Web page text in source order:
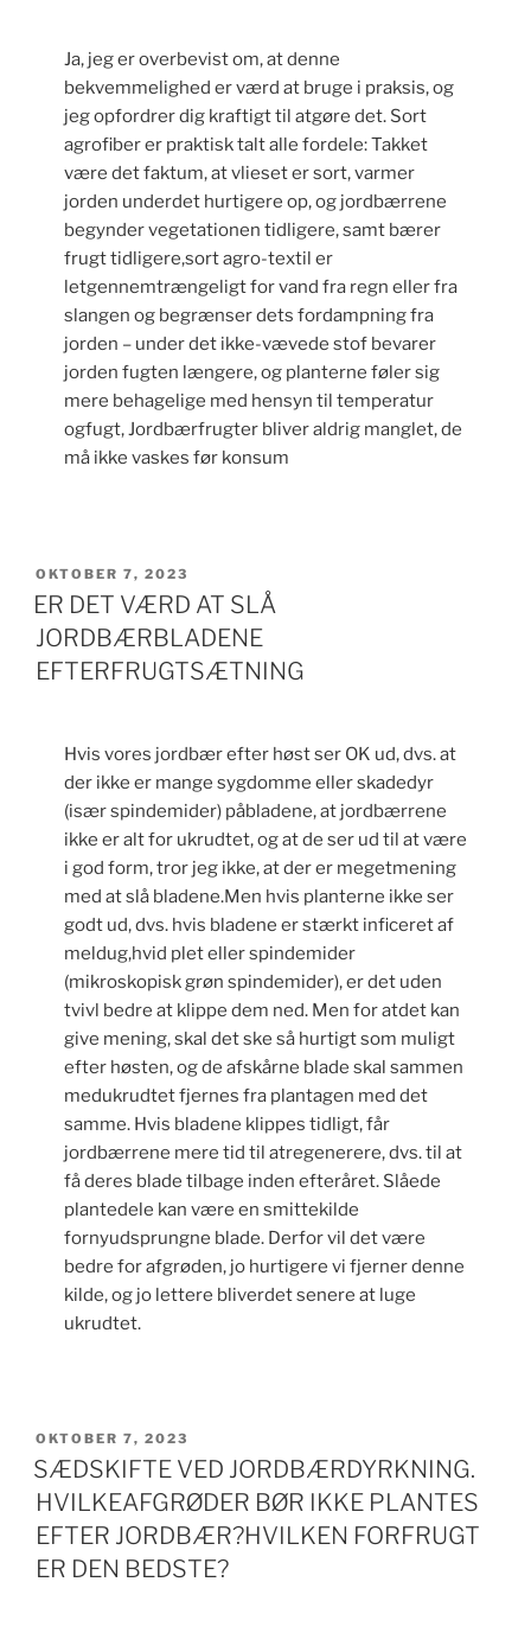
Ja, jeg er overbevist om, at denne
bekvemmelighed er værd at bruge i praksis, og
jeg opfordrer dig kraftigt til atgøre det. Sort
agrofiber er praktisk talt alle fordele: Takket
være det faktum, at vlieset er sort, varmer
jorden underdet hurtigere op, og jordbærrene
begynder vegetationen tidligere, samt bærer
frugt tidligere,sort agro-textil er
letgennemtrængeligt for vand fra regn eller fra
slangen og begrænser dets fordampning fra
jorden – under det ikke-vævede stof bevarer
jorden fugten længere, og planterne føler sig
mere behagelige med hensyn til temperatur
ogfugt, Jordbærfrugter bliver aldrig manglet, de
må ikke vaskes før konsum
UDGIVET
DEN
OKTOBER 7, 2023
ER DET VÆRD AT SLÅ
JORDBÆRBLADENE
EFTERFRUGTSÆTNING
Hvis vores jordbær efter høst ser OK ud, dvs. at
der ikke er mange sygdomme eller skadedyr
(især spindemider) påbladene, at jordbærrene
ikke er alt for ukrudtet, og at de ser ud til at være
i god form, tror jeg ikke, at der er megetmening
med at slå bladene.Men hvis planterne ikke ser
godt ud, dvs. hvis bladene er stærkt inficeret af
meldug,hvid plet eller spindemider
(mikroskopisk grøn spindemider), er det uden
tvivl bedre at klippe dem ned. Men for atdet kan
give mening, skal det ske så hurtigt som muligt
efter høsten, og de afskårne blade skal sammen
medukrudtet fjernes fra plantagen med det
samme. Hvis bladene klippes tidligt, får
jordbærrene mere tid til atregenerere, dvs. til at
få deres blade tilbage inden efteråret. Slåede
plantedele kan være en smittekilde
fornyudsprungne blade. Derfor vil det være
bedre for afgrøden, jo hurtigere vi fjerner denne
kilde, og jo lettere bliverdet senere at luge
ukrudtet.
UDGIVET
DEN
OKTOBER 7, 2023
SÆDSKIFTE VED JORDBÆRDYRKNING.
HVILKEAFGRØDER BØR IKKE PLANTES
EFTER JORDBÆR?HVILKEN FORFRUGT
ER DEN BEDSTE?